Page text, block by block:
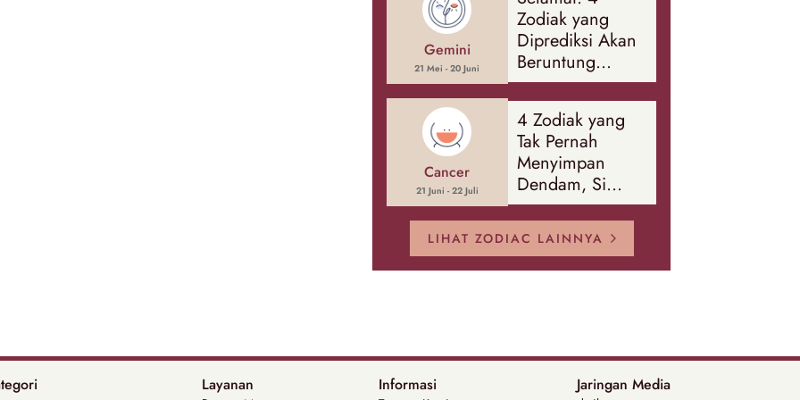
Gemini
21 Mei - 20 Juni
Zodiak yang
Diprediksi Akan
Beruntung
Sepanjang
Agustus 2026
Cancer
21 Juni - 22 Juli
4 Zodiak yang
Tak Pernah
Menyimpan
Dendam, Si
Paling Mudah
Memaafkan!
LIHAT ZODIAC LAINNYA
Layanan Informasi Jaringan Media